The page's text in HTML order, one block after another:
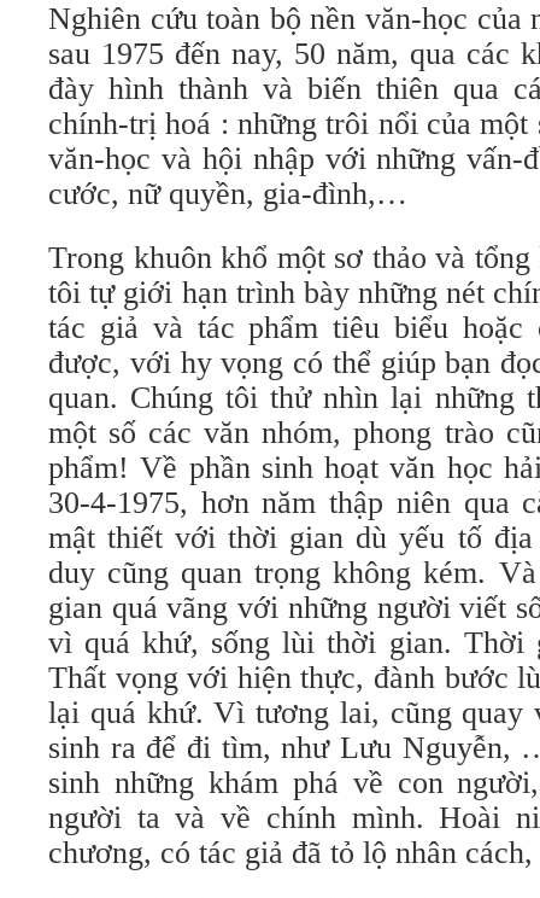
Nghiên cứu toàn bộ nền văn-học
sau 1975 đến nay, 50 năm, qua các
đày hình thành và biến thiên qua
chính-trị hoá : những trôi nổi của một
văn-học và hội nhập với những vấn-
cước, nữ quyền, gia-đình,…
Trong khuôn khổ một sơ thảo và
tôi tự giới hạn trình bày những nét
tác giả và tác phẩm tiêu biểu
được, với hy vọng có thể giúp bạn
quan. Chúng tôi thử nhìn lại những
một số các văn nhóm, phong trào
phẩm! Về phần sinh hoạt văn học
30-4-1975, hơn năm thập niên qua
mật thiết với thời gian dù yếu tố
duy cũng quan trọng không kém.
gian quá vãng với những người viết
vì quá khứ, sống lùi thời gian. Thời
Thất vọng với hiện thực, đành bước
lại quá khứ. Vì tương lai, cũng quay
sinh ra để đi tìm, như Lưu Nguyễn,
sinh những khám phá về con
người ta và về chính mình. Hoài
chương, có tác giả đã tỏ lộ nhân